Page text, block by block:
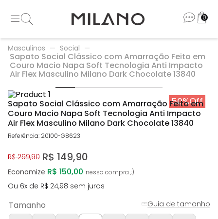
0
Masculinos Social
Sapato Social Clássico com Amarração Feito em
Couro Macio Napa Soft Tecnologia Anti Impacto
Air Flex Masculino Milano Dark Chocolate 13840
50%Off
Sapato Social Clássico com Amarração Feito em
Couro Macio Napa Soft Tecnologia Anti Impacto
Air Flex Masculino Milano Dark Chocolate 13840
Referência: 20100-G8623
R$ 299,90 R$ 149,90
Economize R$ 150,00
Ou 6x de R$ 24,98 sem juros
Tamanho Guia de tamanho